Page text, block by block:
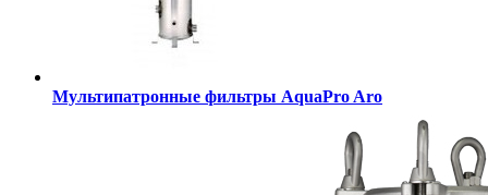
Мультипатронные фильтры AquaPro Aro